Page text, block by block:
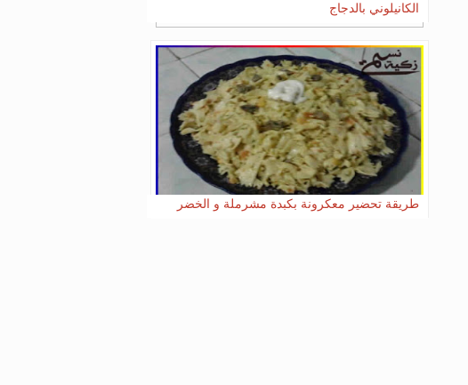
الكانيلوني بالدجاج
طريقة تحضير معكرونة بكبدة مشرملة و الخضر